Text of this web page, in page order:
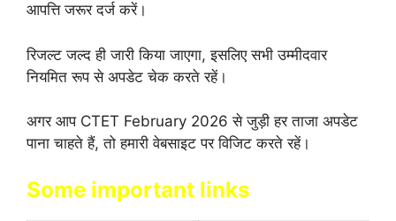
आपत्ति जरूर दर्ज करें।
रिजल्ट जल्द ही जारी किया जाएगा, इसलिए सभी उम्मीदवार
नियमित रूप से अपडेट चेक करते रहें।
अगर आप CTET February 2026 से जुड़ी हर ताजा अपडेट
पाना चाहते हैं, तो हमारी वेबसाइट पर विजिट करते रहें।
Some important links